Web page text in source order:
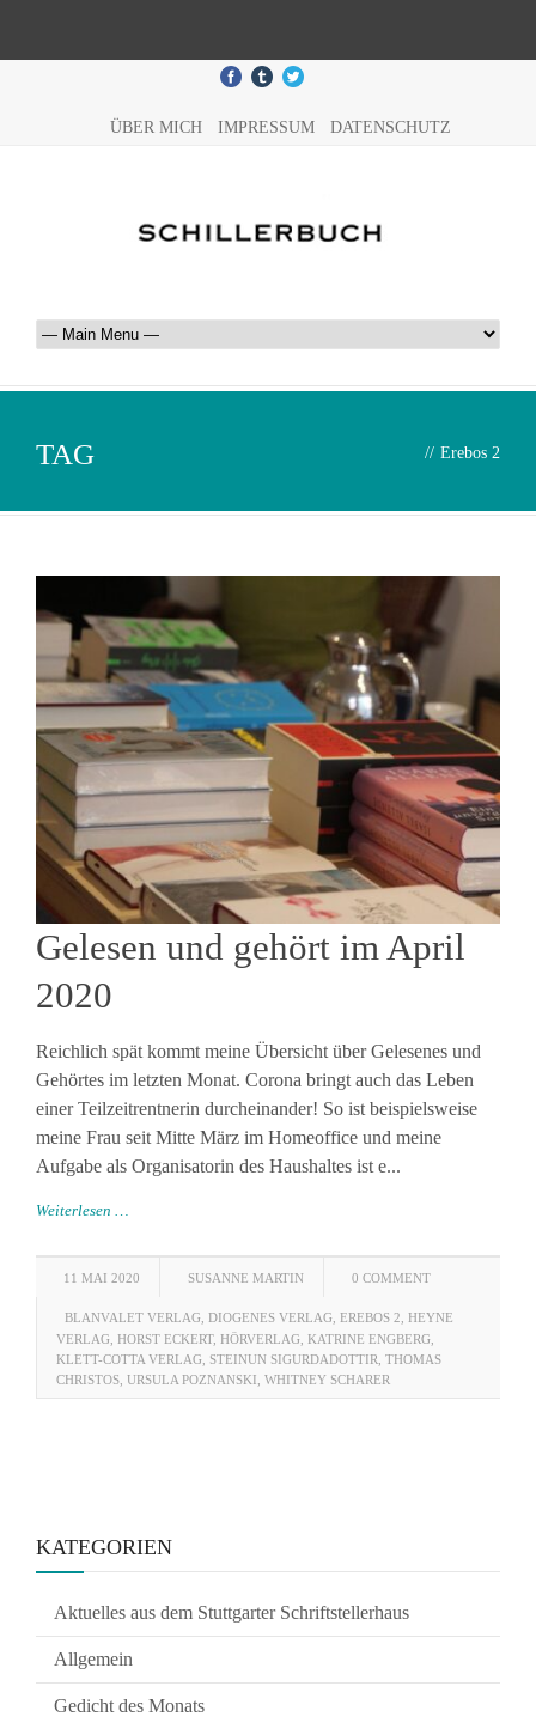
ÜBER MICH IMPRESSUM DATENSCHUTZ
TAG // Erebos 2
Gelesen und gehört im April
2020
Reichlich spät kommt meine Übersicht über Gelesenes und
Gehörtes im letzten Monat. Corona bringt auch das Leben
einer Teilzeitrentnerin durcheinander! So ist beispielsweise
meine Frau seit Mitte März im Homeoffice und meine
Aufgabe als Organisatorin des Haushaltes ist e...
Weiterlesen …
11 MAI 2020 SUSANNE MARTIN 0 COMMENT
BLANVALET VERLAG DIOGENES VERLAG EREBOS 2 HEYNE
VERLAG HORST ECKERT, HÖRVERLAG KATRINE ENGBERG
KLETT-COTTA VERLAG STEINUN SIGURDADOTTIR THOMAS
CHRISTOS URSULA POZNANSKI WHITNEY SCHARER
KATEGORIEN
Aktuelles aus dem Stuttgarter Schriftstellerhaus
Allgemein
Gedicht des Monats